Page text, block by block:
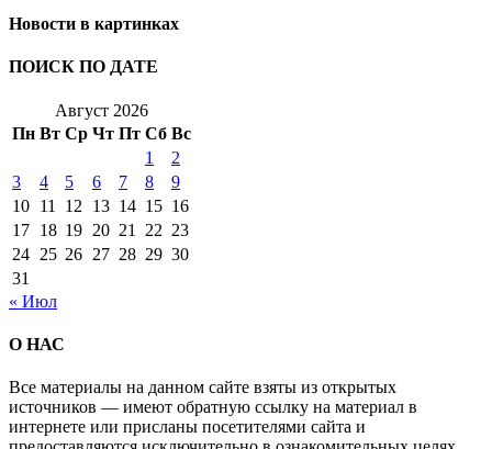
Новости в картинках
ПОИСК ПО ДАТЕ
Август 2026
Пн Вт Ср Чт Пт Сб Вс
1
2
3
4 5 6 7 8
9
10 11 12 13 14 15 16
17 18 19 20 21 22 23
24 25 26 27 28 29 30
31
« Июл
О НАС
Все материалы на данном сайте взяты из открытых
источников — имеют обратную ссылку на материал в
интернете или присланы посетителями сайта и